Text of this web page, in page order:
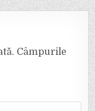
Câmpurile